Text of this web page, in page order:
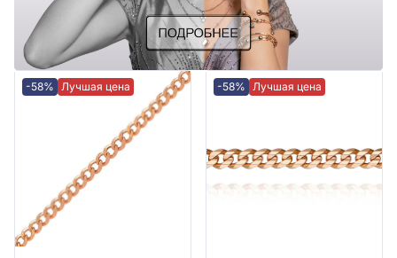
-58% Лучшая цена -58% Лучшая цена